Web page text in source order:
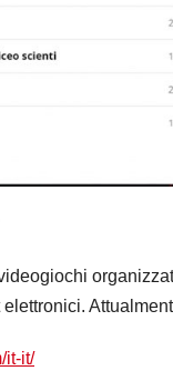
elettronici.
it-it/